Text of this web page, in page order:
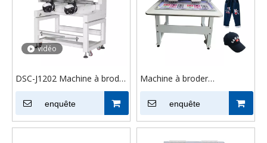
vidéo
DSC-J1202 Machine à broder
à deux têtes et 12 aiguilles
enquête
Machine à broder
informatisée multifonction à
deux têtes, grande vitesse,
pour T-shirt et casquette,
DS-G902
enquête